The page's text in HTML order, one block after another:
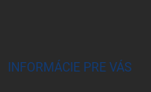
INFORMÁCIE PRE VÁS